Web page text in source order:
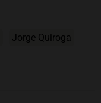
Jorge Quiroga